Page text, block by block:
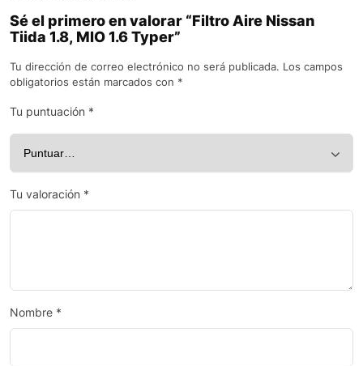
Sé el primero en valorar “Filtro Aire Nissan
Tiida 1.8, MIO 1.6 Typer”
Tu dirección de correo electrónico no será publicada. Los campos
obligatorios están marcados con *
Tu puntuación *
Tu valoración *
Nombre *